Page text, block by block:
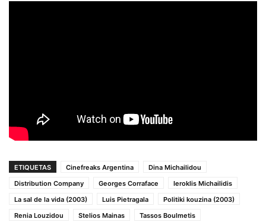
ETIQUETAS Cinefreaks Argentina
Dina Michailidou
Distribution Company
Georges Corraface
Ieroklis Michailidis
La sal de la vida (2003)
Luis Pietragala
Politiki kouzina (2003)
Renia Louzidou
Stelios Mainas Tassos Boulmetis